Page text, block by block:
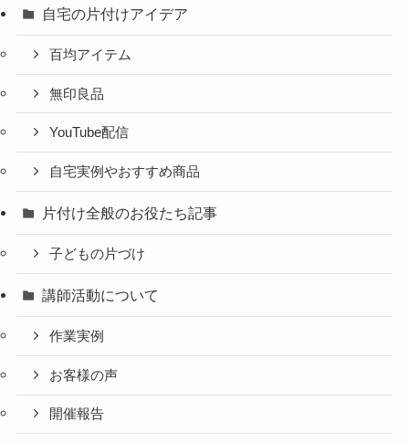
自宅の片付けアイデア
百均アイテム
無印良品
YouTube配信
自宅実例やおすすめ商品
片付け全般のお役たち記事
子どもの片づけ
講師活動について
作業実例
お客様の声
開催報告